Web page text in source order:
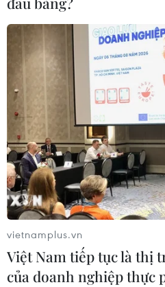
Nội theo năm tháng
20/10/2016 04:16
Trong suốt chiều dài lịch sử
Nội luôn nổi tiếng với vẻ đẹp
những nét kiến trúc Đông-Tây
vietnamplus.vn
Việt Nam tiếp tục là thị
của doanh nghiệp thực